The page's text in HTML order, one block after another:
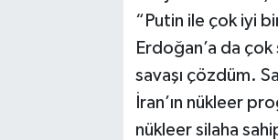
“Putin ile çok iyi
Erdoğan’a da
savaşı çözdüm.
İran’ın nükleer
nükleer silaha